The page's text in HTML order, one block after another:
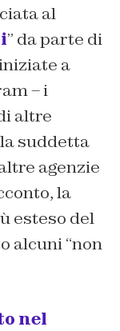
al
” da parte di
a
– i
altre
suddetta
agenzie
la
esteso del
alcuni “non
nel